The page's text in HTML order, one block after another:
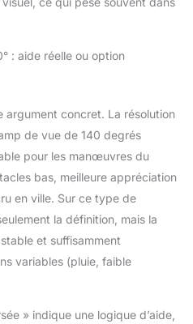
pas ; sans elle, l'écran
parfaitement
Plupart des Véhicules -
Pas besoin de retirer
l'autoradio d'origine—
l'installation ne prend
que quelques minutes.
Utilisez le support
inclus pour fixer le
produit sur le tableau
de bord ou le pare-
brise, permettant un
câblage complexe
: aide réelle ou option
argument concret. La résolution
de vue de 140 degrés
pour les manœuvres du
bas, meilleure appréciation
en ville. Sur ce type de
la définition, mais la
et suffisamment
variables (pluie, faible
» indique une logique d’aide,